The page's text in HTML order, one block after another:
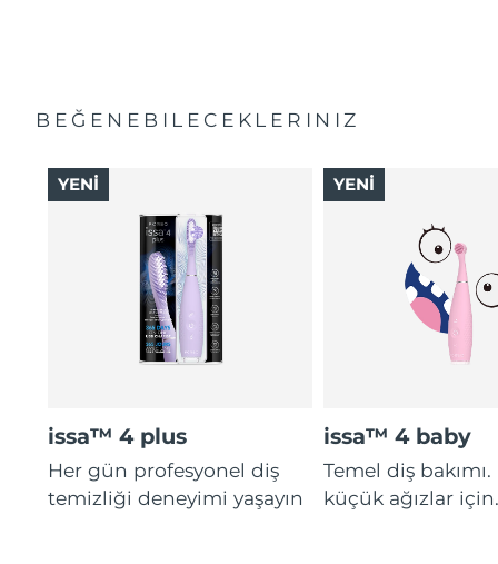
BEĞENEBILECEKLERINIZ
issa™ 4 plus
Her gün profesyonel diş
temizliği deneyimi yaşayın
YENİ
issa™ 4 baby
Temel diş
küçük ağızlar
YENİ